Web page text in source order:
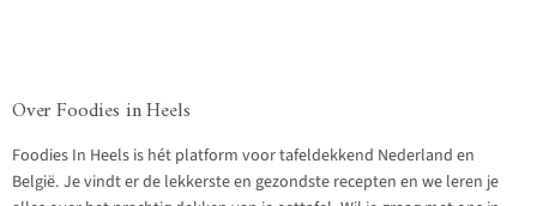
Over Foodies in Heels
Foodies In Heels is hét platform voor tafeldekkend Nederland en
België. Je vindt er de lekkerste en gezondste recepten en we leren je